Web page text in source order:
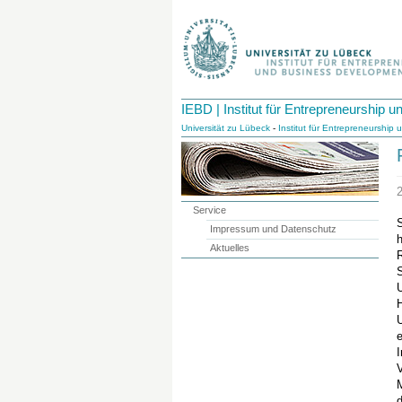
IEBD | Institut für Entrepreneurship
Universität zu Lübeck - Institut für Entrepreneurship
Service
Impressum und Datenschutz
Aktuelles